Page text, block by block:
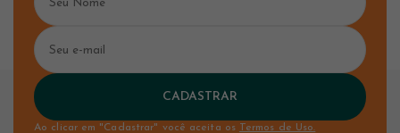
CADASTRAR
Ao clicar em "Cadastrar" você aceita os Termos de Uso.